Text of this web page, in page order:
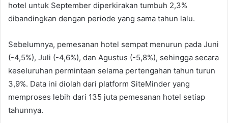
hotel untuk September diperkirakan tumbuh 2,3%
dibandingkan dengan periode yang sama tahun lalu.
Sebelumnya, pemesanan hotel sempat menurun pada Juni
(-4,5%), Juli (-4,6%), dan Agustus (-5,8%), sehingga secara
keseluruhan permintaan selama pertengahan tahun turun
3,9%. Data ini diolah dari platform SiteMinder yang
memproses lebih dari 135 juta pemesanan hotel setiap
tahunnya.